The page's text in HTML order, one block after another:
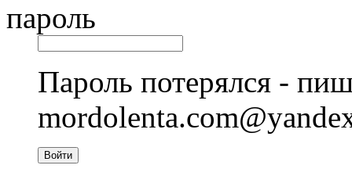
пароль
Пароль потерялся -
Войти